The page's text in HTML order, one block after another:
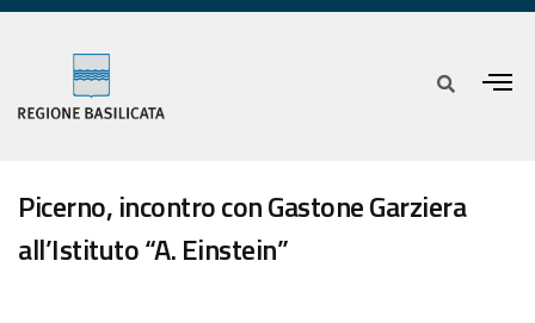
Picerno, incontro con Gastone Garziera
all’Istituto “A. Einstein”